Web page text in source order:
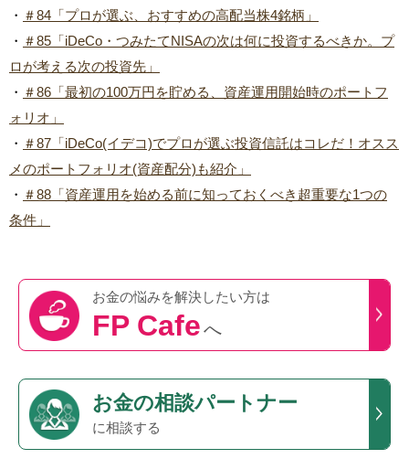
・ ＃84「プロが選ぶ、おすすめの高配当株4銘柄」
・ ＃85「iDeCo・つみたてNISAの次は何に投資するべきか。プ
ロが考える次の投資先」
・ ＃86「最初の100万円を貯める、資産運用開始時のポートフ
ォリオ」
・ ＃87「iDeCo(イデコ)でプロが選ぶ投資信託はコレだ！オスス
メのポートフォリオ(資産配分)も紹介」
・ ＃88「資産運用を始める前に知っておくべき超重要な1つの
条件」
お金の悩みを解決したい方は
FP Cafeへ
お金の相談パートナー
に相談する